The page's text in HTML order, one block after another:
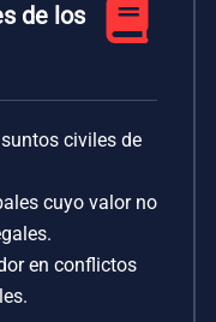
de los
civiles de
cuyo valor no
en conflictos